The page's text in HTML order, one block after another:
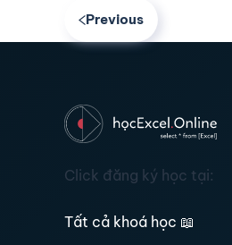
Previous
Click đăng ký học tại:
Tất cả khoá học 📖